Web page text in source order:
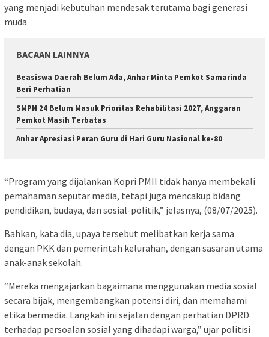
yang menjadi kebutuhan mendesak terutama bagi generasi
muda
BACAAN LAINNYA
Beasiswa Daerah Belum Ada, Anhar Minta Pemkot Samarinda
Beri Perhatian
SMPN 24 Belum Masuk Prioritas Rehabilitasi 2027, Anggaran
Pemkot Masih Terbatas
Anhar Apresiasi Peran Guru di Hari Guru Nasional ke-80
“Program yang dijalankan Kopri PMII tidak hanya membekali
pemahaman seputar media, tetapi juga mencakup bidang
pendidikan, budaya, dan sosial-politik,” jelasnya, (08/07/2025).
Bahkan, kata dia, upaya tersebut melibatkan kerja sama
dengan PKK dan pemerintah kelurahan, dengan sasaran utama
anak-anak sekolah.
“Mereka mengajarkan bagaimana menggunakan media sosial
secara bijak, mengembangkan potensi diri, dan memahami
etika bermedia. Langkah ini sejalan dengan perhatian DPRD
terhadap persoalan sosial yang dihadapi warga,” ujar politisi